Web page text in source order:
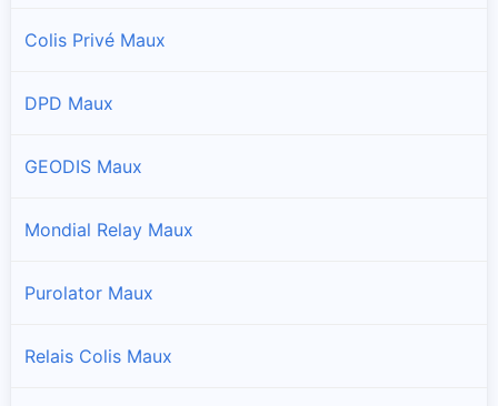
Colis Privé Maux
DPD Maux
GEODIS Maux
Mondial Relay Maux
Purolator Maux
Relais Colis Maux